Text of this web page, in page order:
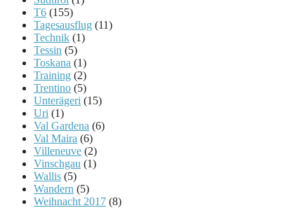
T6 (155)
Tagesausflug (11)
Technik (1)
Tessin (5)
Toskana (1)
Training (2)
Trentino (5)
Unterägeri (15)
Uri (1)
Val Gardena (6)
Val Maira (6)
Villeneuve (2)
Vinschgau (1)
Wallis (5)
Wandern (5)
Weihnacht 2017 (8)